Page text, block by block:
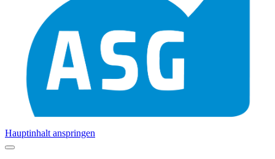
Hauptinhalt anspringen